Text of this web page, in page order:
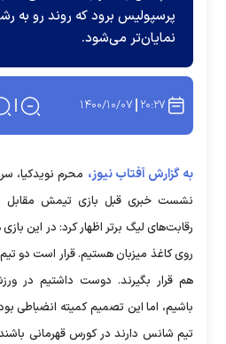
پرسپولیس برود که روند رو به
نمایان‌تر می‌شود.
۲۰:۲۷ ۱۴۰۰/۱۰/۰۷
به گزارش آفتاب نیوز، محرم نویدکیا،
نشست خبری قبل بازی تیمش مقابل
رقابت‌های لیگ برتر اظهار کرد: در این
روی کاغذ میزبان هستیم. قرار است دو تیم
هم قرار بگیرند. دوست داشتیم در
باشیم، اما این تصمیم کمیته انضباطی
تیم شانس دارند در کورس قهرمانی